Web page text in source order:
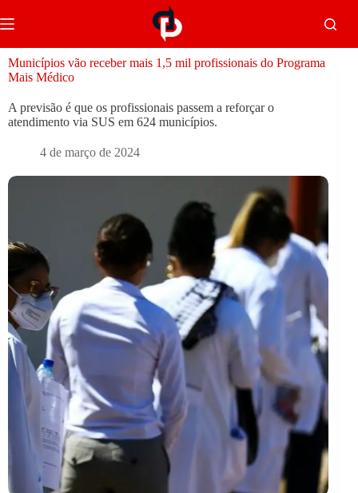
Municípios vão receber mais 1,5 mil profissionais do Programa
Mais Médico
A previsão é que os profissionais passem a reforçar o
atendimento via SUS em 624 municípios.
4 de março de 2024